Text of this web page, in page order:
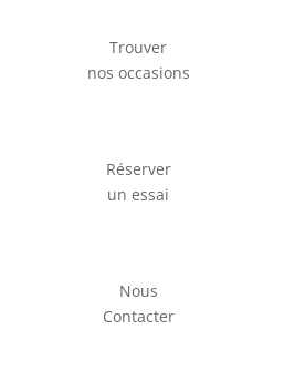
Trouver
nos occasions
Réserver
un essai
Nous
Contacter